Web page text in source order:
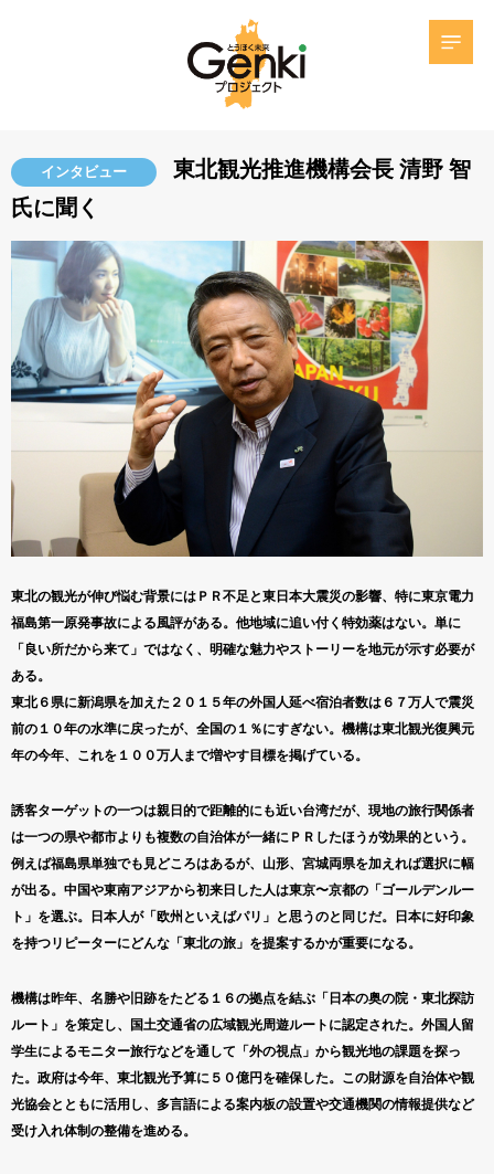
インタビュー
東北観光推進機構会長 清野 智
氏に聞く
東北の観光が伸び悩む背景にはＰＲ不足と東日本大震災の影響、特に東京電力
福島第一原発事故による風評がある。他地域に追い付く特効薬はない。単に
「良い所だから来て」ではなく、明確な魅力やストーリーを地元が示す必要が
ある。
東北６県に新潟県を加えた２０１５年の外国人延べ宿泊者数は６７万人で震災
前の１０年の水準に戻ったが、全国の１％にすぎない。機構は東北観光復興元
年の今年、これを１００万人まで増やす目標を掲げている。
誘客ターゲットの一つは親日的で距離的にも近い台湾だが、現地の旅行関係者
は一つの県や都市よりも複数の自治体が一緒にＰＲしたほうが効果的という。
例えば福島県単独でも見どころはあるが、山形、宮城両県を加えれば選択に幅
が出る。中国や東南アジアから初来日した人は東京〜京都の「ゴールデンルー
ト」を選ぶ。日本人が「欧州といえばパリ」と思うのと同じだ。日本に好印象
を持つリピーターにどんな「東北の旅」を提案するかが重要になる。
機構は昨年、名勝や旧跡をたどる１６の拠点を結ぶ「日本の奥の院・東北探訪
ルート」を策定し、国土交通省の広域観光周遊ルートに認定された。外国人留
学生によるモニター旅行などを通して「外の視点」から観光地の課題を探っ
た。政府は今年、東北観光予算に５０億円を確保した。この財源を自治体や観
光協会とともに活用し、多言語による案内板の設置や交通機関の情報提供など
受け入れ体制の整備を進める。